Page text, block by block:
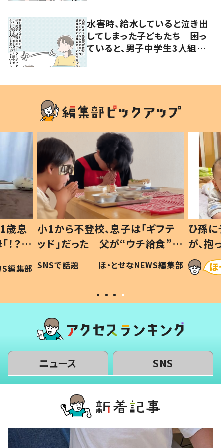
水害時、給水していると泣き出
してしまった子どもたち 困っ
ていると、男子中学生3人組が
歳息
？」
編集部
小1から不登校、息子は「ギフテ
ッド」だった 父が“ウチ給食”を
作り続ける理由とは #令和の親
#令和の子
SNSで話題 ほ・とせなNEWS編集部
ひ孫
が、
「涙が
い」
ニュース SNS